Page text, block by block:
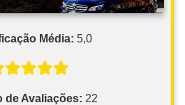
Média: 5,0
de Avaliações: 22